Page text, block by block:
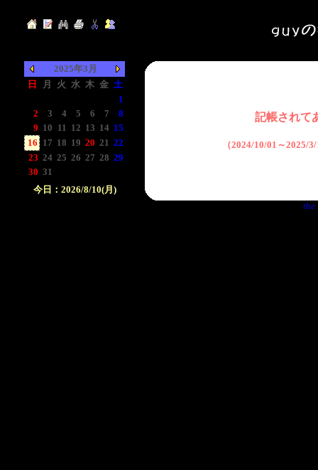
2025年3月
日
月 火 水 木 金 土
1
2
3 4 5 6 7
8
9 10 11 12 13 14 15
16 17 18 19 20 21 22
23 24 25 26 27 28 29
30 31
今日：2026/8/10(月)
記帳されて
（2024/10/01～2025/
the